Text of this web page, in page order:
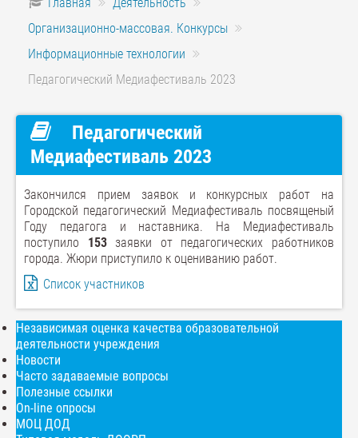
Организационно-массовая. Конкурсы
Информационные технологии
Педагогический Медиафестиваль 2023
Педагогический
Медиафестиваль 2023
Закончился прием заявок и конкурсных работ на
Городской педагогический Медиафестиваль посвященый
Году педагога и наставника. На Медиафестиваль
поступило 153заявки от педагогических работников
города. Жюри приступило к оцениванию работ.
Список участников
Независимая оценка качества образовательной
деятельности учреждения
Новости
Часто задаваемые вопросы
Полезные ссылки
On-line опросы
МОЦ ДОД